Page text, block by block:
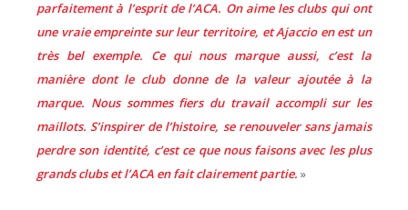
parfaitement à l’esprit de l’ACA. On aime les clubs qui ont
une vraie empreinte sur leur territoire, et Ajaccio en est un
très bel exemple. Ce qui nous marque aussi, c’est la
manière dont le club donne de la valeur ajoutée à la
marque. Nous sommes fiers du travail accompli sur les
maillots. S’inspirer de l’histoire, se renouveler sans jamais
perdre son identité, c’est ce que nous faisons avec les plus
grands clubs et l’ACA en fait clairement partie. »